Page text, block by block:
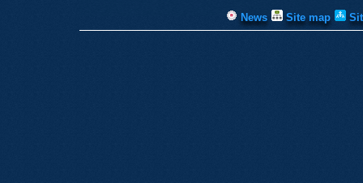
News Site map